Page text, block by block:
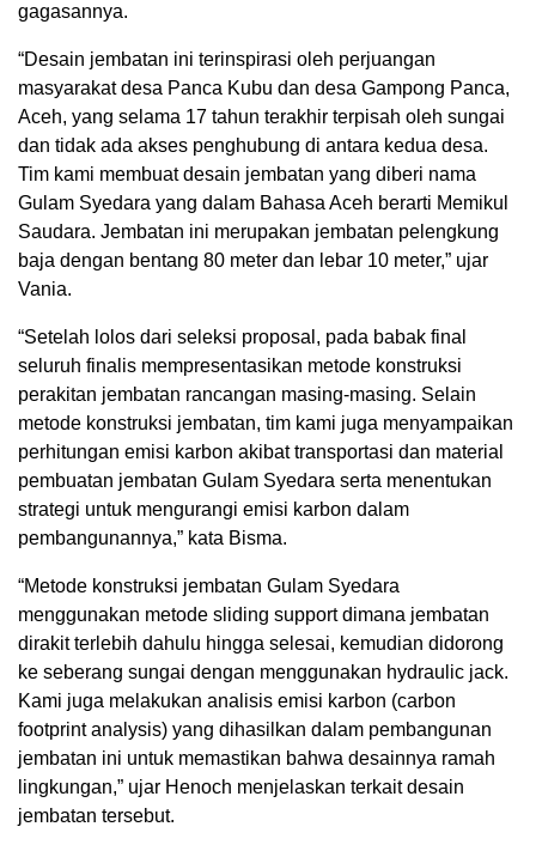
gagasannya.
“Desain jembatan ini terinspirasi oleh perjuangan
masyarakat desa Panca Kubu dan desa Gampong Panca,
Aceh, yang selama 17 tahun terakhir terpisah oleh sungai
dan tidak ada akses penghubung di antara kedua desa.
Tim kami membuat desain jembatan yang diberi nama
Gulam Syedara yang dalam Bahasa Aceh berarti Memikul
Saudara. Jembatan ini merupakan jembatan pelengkung
baja dengan bentang 80 meter dan lebar 10 meter,” ujar
Vania.
“Setelah lolos dari seleksi proposal, pada babak final
seluruh finalis mempresentasikan metode konstruksi
perakitan jembatan rancangan masing-masing. Selain
metode konstruksi jembatan, tim kami juga menyampaikan
perhitungan emisi karbon akibat transportasi dan material
pembuatan jembatan Gulam Syedara serta menentukan
strategi untuk mengurangi emisi karbon dalam
pembangunannya,” kata Bisma.
“Metode konstruksi jembatan Gulam Syedara
menggunakan metode sliding support dimana jembatan
dirakit terlebih dahulu hingga selesai, kemudian didorong
ke seberang sungai dengan menggunakan hydraulic jack.
Kami juga melakukan analisis emisi karbon (carbon
footprint analysis) yang dihasilkan dalam pembangunan
jembatan ini untuk memastikan bahwa desainnya ramah
lingkungan,” ujar Henoch menjelaskan terkait desain
jembatan tersebut.